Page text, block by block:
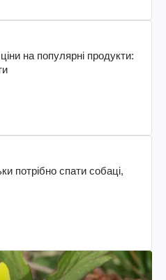
на популярні продукти:
потрібно спати собаці,